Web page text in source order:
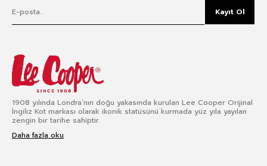
Kayıt Ol
1908 yılında Londra’nın doğu yakasında kurulan Lee Cooper Orijinal
İngiliz Kot markası olarak ikonik statüsünü kurmada yüz yıla yayılan
zengin bir tarihe sahiptir.
Daha fazla oku